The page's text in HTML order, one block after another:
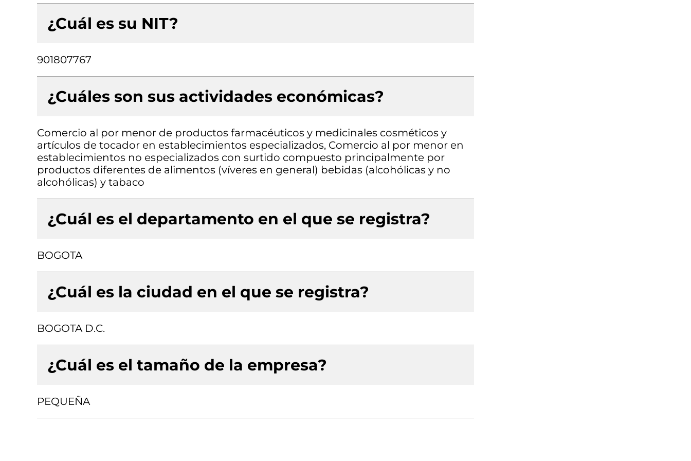
¿Cuál es su NIT?
901807767
¿Cuáles son sus actividades económicas?
Comercio al por menor de productos farmacéuticos y medicinales cosméticos y
artículos de tocador en establecimientos especializados, Comercio al por menor en
establecimientos no especializados con surtido compuesto principalmente por
productos diferentes de alimentos (víveres en general) bebidas (alcohólicas y no
alcohólicas) y tabaco
¿Cuál es el departamento en el que se registra?
BOGOTA
¿Cuál es la ciudad en el que se registra?
BOGOTA D.C.
¿Cuál es el tamaño de la empresa?
PEQUEÑA